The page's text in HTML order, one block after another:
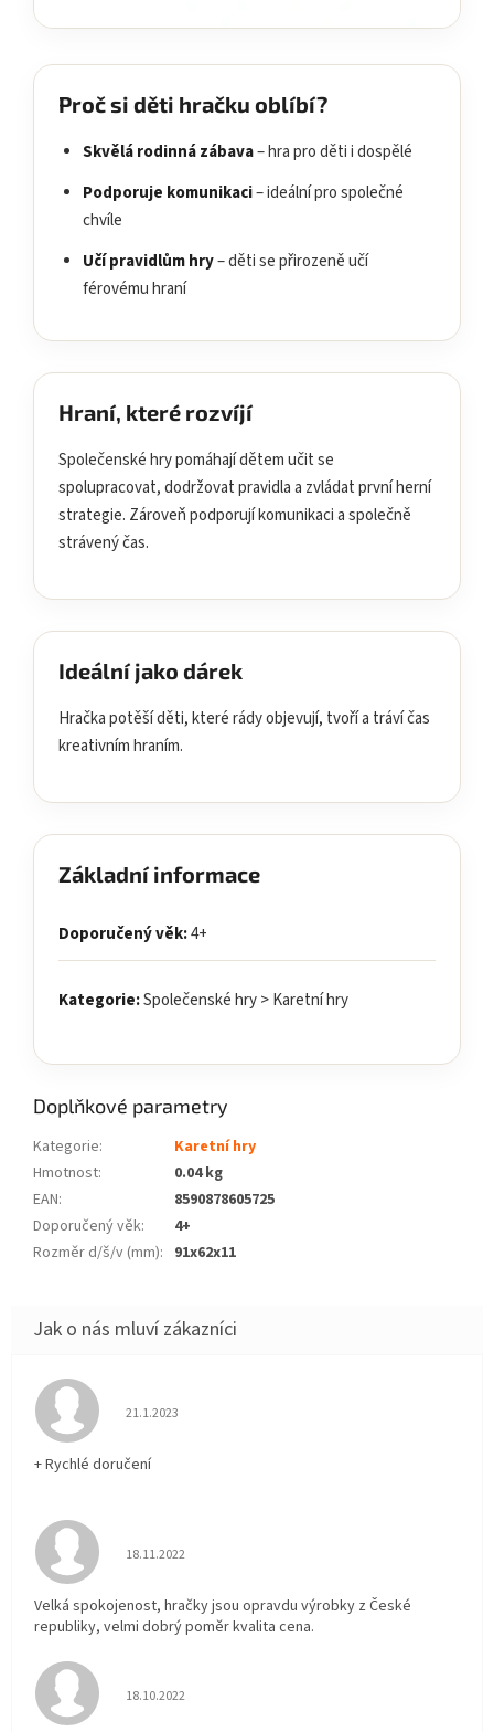
Proč si děti hračku oblíbí?
Skvělá rodinná zábava– hra pro děti i dospělé
Podporuje komunikaci– ideální pro společné
chvíle
Učí pravidlům hry– děti se přirozeně učí
férovému hraní
Hraní, které rozvíjí
Společenské hry pomáhají dětem učit se
spolupracovat, dodržovat pravidla a zvládat první herní
strategie. Zároveň podporují komunikaci a společně
strávený čas.
Ideální jako dárek
Hračka potěší děti, které rády objevují, tvoří a tráví čas
kreativním hraním.
Základní informace
Doporučený věk:4+
Kategorie:Společenské hry > Karetní hry
Doplňkové parametry
Kategorie:
Karetní hry
Hmotnost:
0.04 kg
EAN:
8590878605725
Doporučený věk:
4+
Rozměr d/š/v (mm): 91x62x11
Hodnocení obchodu je 5 z 5 hvězdiček.
21.1.2023
+ Rychlé doručení
Hodnocení obchodu je 5 z 5 hvězdiček.
18.11.2022
Velká spokojenost, hračky jsou opravdu výrobky z České
republiky, velmi dobrý poměr kvalita cena.
Hodnocení obchodu je 5 z 5 hvězdiček.
18.10.2022